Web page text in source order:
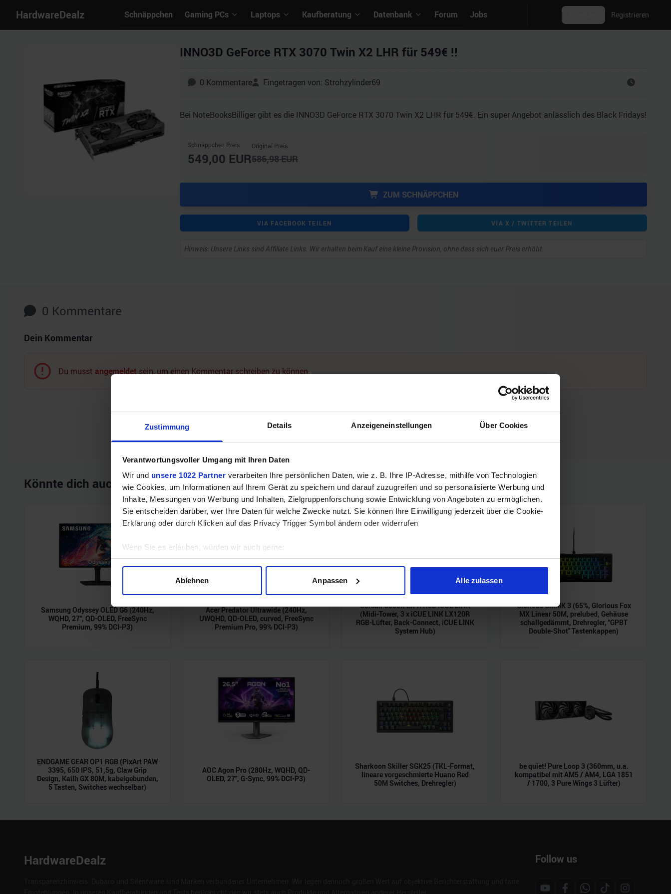
Zustimmung Details Anzeigeneinstellungen Über Cookies
Verantwortungsvoller Umgang mit Ihren Daten
Wir und unsere 1022 Partner verarbeiten Ihre persönlichen Daten, wie z. B. Ihre IP-Adresse, mithilfe von Technologien
wie Cookies, um Informationen auf Ihrem Gerät zu speichern und darauf zuzugreifen und so personalisierte Werbung und
Inhalte, Messungen von Werbung und Inhalten, Zielgruppenforschung sowie Entwicklung von Angeboten zu ermöglichen.
Sie entscheiden darüber, wer Ihre Daten für welche Zwecke nutzt. Sie können Ihre Einwilligung jederzeit über die Cookie-
Erklärung oder durch Klicken auf das Privacy Trigger Symbol ändern oder widerrufen
Wenn Sie es erlauben, würden wir auch gerne:
Informationen über Ihre geografische Lage erfassen, welche bis auf einige Meter genau sein können
Erfahren Sie mehr darüber, wie Ihre persönlichen Daten verarbeitet werden, und legen Sie Ihre Präferenzen im
Wir verwenden Cookies, um Inhalte und Anzeigen zu personalisieren, Funktionen für soziale Medien anbieten zu können
und die Zugriffe auf unsere Website zu analysieren. Außerdem geben wir Informationen zu Ihrer Verwendung unserer
Ablehnen Anpassen Alle zulassen
HardwareDealz Schnäppchen Gaming PCs Laptops Kaufberatung Datenbank Forum Jobs Registrieren
INNO3D GeForce RTX 3070 Twin X2 LHR für 549€ !!
0 Kommentare Eingetragen von: Strohzylinder69
Bei NoteBooksBilliger gibt es die INNO3D GeForce RTX 3070 Twin X2 LHR für 549€. Ein super Angebot anlässlich des Black Fridays!
Schnäppchen Preis
549,00 EUR
Original Preis
586,98EUR
ZUM SCHNÄPPCHEN
VIA FACEBOOK TEILEN VIA X / TWITTER TEILEN
Hinweis: Unsere Links sind Affiliate Links. Wir erhalten beim Kauf eine kleine Provision, ohne dass sich euer Preis erhöht.
0 Kommentare
Dein Kommentar
Du musst angemeldet sein, um einen Kommentar schreiben zu können.
Noch keine Kommentare vorhanden.
Könnte dich auch interessieren
Samsung Odyssey OLED G6 (240Hz,
WQHD, 27", QD-OLED, FreeSync
Premium, 99% DCI-P3)
Acer Predator Ultrawide (240Hz,
UWQHD, QD-OLED, curved, FreeSync
Premium Pro, 99% DCI-P3)
Corsair 3500X LX-R RGB iCUE LINK
(Midi-Tower, 3 x iCUE LINK LX120R
RGB-Lüfter, Back-Connect, iCUE LINK
System Hub)
Glorious GMMK 3 (65%, Glorious Fox
MX Linear 50M, prelubed, Gehäuse
schallgedämmt, Drehregler, "GPBT
Double-Shot" Tastenkappen)
ENDGAME GEAR OP1 RGB (PixArt PAW
3395, 650 IPS, 51,5g, Claw Grip
Design, Kailh GX 80M, kabelgebunden,
5 Tasten, Switches wechselbar)
AOC Agon Pro (280Hz, WQHD, QD-
OLED, 27", G-Sync, 99% DCI-P3)
Sharkoon Skiller SGK25 (TKL-Format,
lineare vorgeschmierte Huano Red
50M Switches, Drehregler)
be quiet! Pure Loop 3 (360mm, u.a.
kompatibel mit AM5 / AM4, LGA 1851
/ 1700, 3 Pure Wings 3 Lüfter)
HardwareDealz Follow us